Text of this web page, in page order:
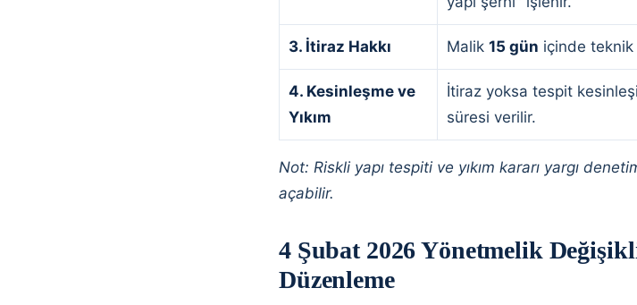
3. İtiraz Hakkı Malik 15 gün içinde
4. Kesinleşme ve
Yıkım
İtiraz yoksa tespit
süresi verilir.
Not: Riskli yapı tespiti ve yıkım kararı yargı
açabilir.
4 Şubat 2026 Yönetmelik
Düzenleme